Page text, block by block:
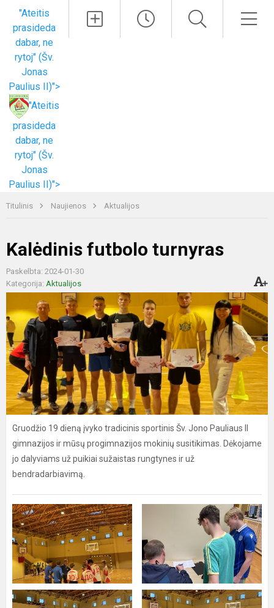
"Ateitis
prasideda
dabar, ne
rytoj" (Šv.
Jonas
Paulius II)">
"Ateitis
prasideda
dabar, ne
rytoj" (Šv.
Jonas
Paulius II)">
Titulinis Naujienos Aktualijos
Kalėdinis futbolo turnyras
Paskelbta: 2024-01-30
Kategorija: Aktualijos
Gruodžio 19 dieną įvyko tradicinis sportinis Šv. Jono Pauliaus II
gimnazijos ir mūsų progimnazijos mokinių susitikimas. Dėkojame
jo dalyviams už puikiai sužaistas rungtynes ir už
bendradarbiavimą.